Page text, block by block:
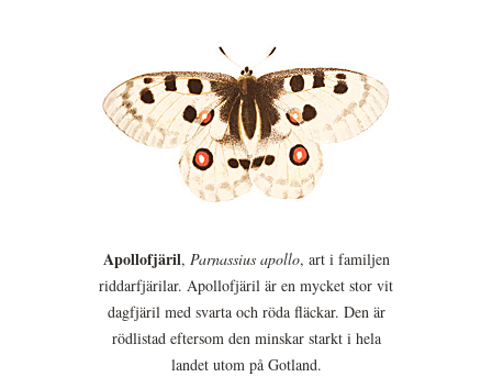
Apollofjäril, Parnassius apollo, art i familjen
riddarfjärilar. Apollofjäril är en mycket stor vit
dagfjäril med svarta och röda fläckar. Den är
rödlistad eftersom den minskar starkt i hela
landet utom på Gotland.